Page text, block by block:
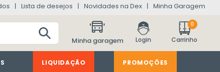
Lista de desejos Novidades na Dex Minha Garagem
Minha garagem
0
LIQUIDAÇÃO PROMOÇÕES